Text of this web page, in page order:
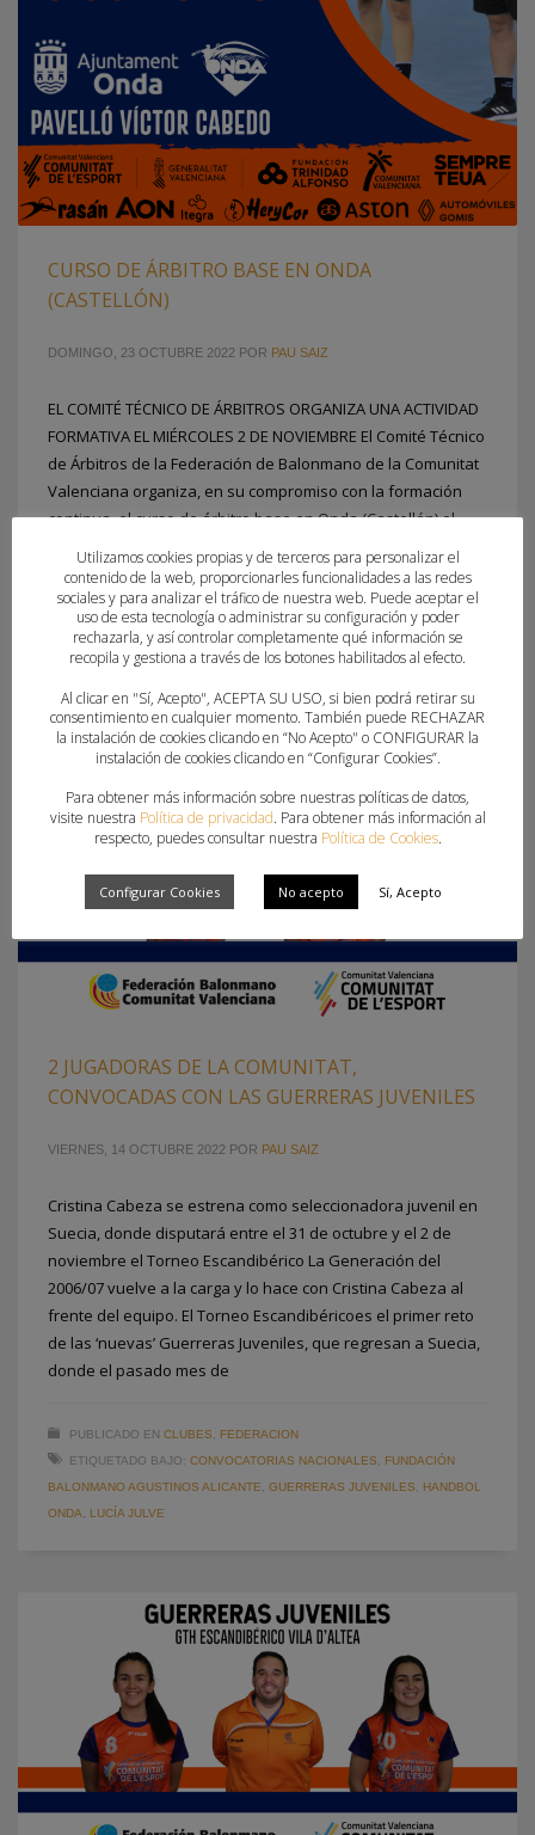
CURSO DE ÁRBITRO BASE EN ONDA
(CASTELLÓN)
DOMINGO, 23 OCTUBRE 2022 POR PAU SAIZ
EL COMITÉ TÉCNICO DE ÁRBITROS ORGANIZA UNA ACTIVIDAD
FORMATIVA EL MIÉRCOLES 2 DE NOVIEMBRE El Comité Técnico
de Árbitros de la Federación de Balonmano de la Comunitat
Valenciana organiza, en su compromiso con la formación
continua, el curso de árbitro base en Onda (Castellón) el
PUBLICADO EN CLUBES COMITE TECNICO ARBITROS ,FEDERACION
ETIQUETADO BAJO: COMITÉ TÉCNICO DE ÁRBITRO ,CURSOS DE
FORMACIÓN ,HANDBOL ONDA,ONDA
2 JUGADORAS DE LA COMUNITAT,
CONVOCADAS CON LAS GUERRERAS JUVENILES
VIERNES, 14 OCTUBRE 2022 POR PAU SAIZ
Cristina Cabeza se estrena como seleccionadora juvenil en
Suecia, donde disputará entre el 31 de octubre y el 2 de
noviembre el Torneo Escandibérico La Generación del
2006/07 vuelve a la carga y lo hace con Cristina Cabeza al
frente del equipo. El Torneo Escandibéricoes el primer reto
de las ‘nuevas’ Guerreras Juveniles, que regresan a Suecia,
donde el pasado mes de
PUBLICADO EN CLUBES
FEDERACION
ETIQUETADO BAJO: CONVOCATORIAS NACIONALES
FUNDACIÓN
BALONMANO AGUSTINOS ALICANTE
GUERRERAS JUVENILES
HANDBOL
ONDA
LUCÍA JULVE
Utilizamos cookies propias y de terceros para personalizar el
contenido de la web, proporcionarles funcionalidades a las redes
sociales y para analizar el tráfico de nuestra web. Puede aceptar el
uso de esta tecnología o administrar su configuración y poder
rechazarla, y así controlar completamente qué información se
recopila y gestiona a través de los botones habilitados al efecto.
Al clicar en "Sí, Acepto", ACEPTA SU USO, si bien podrá retirar su
consentimiento en cualquier momento. También puede RECHAZAR
la instalación de cookies clicando en “No Acepto" o CONFIGURAR la
instalación de cookies clicando en “Configurar Cookies”.
Para obtener más información sobre nuestras políticas de datos,
visite nuestra Política de privacidad. Para obtener más información al
respecto, puedes consultar nuestra Política de Cookies.
Configurar Cookies No acepto Sí, Acepto